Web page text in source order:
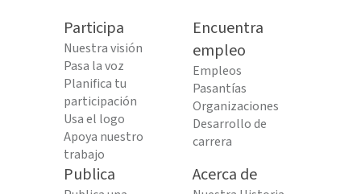
Participa
Nuestra visión
Pasa la voz
Planifica tu
participación
Usa el logo
Apoya nuestro
trabajo
Encuentra
empleo
Empleos
Pasantías
Organizaciones
Desarrollo de
carrera
Publica Acerca de